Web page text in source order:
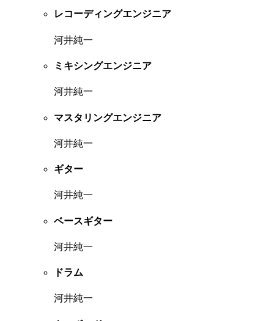
レコーディングエンジニア
河井純一
ミキシングエンジニア
河井純一
マスタリングエンジニア
河井純一
ギター
河井純一
ベースギター
河井純一
ドラム
河井純一